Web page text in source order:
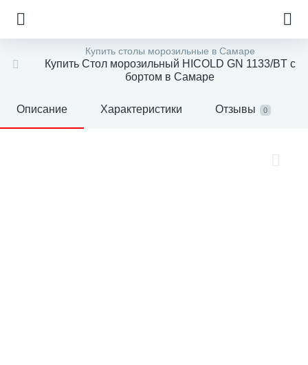
Купить столы морозильные в Самаре
Купить Стол морозильный HICOLD GN 1133/BT с
бортом в Самаре
Описание Характеристики Отзывы 0